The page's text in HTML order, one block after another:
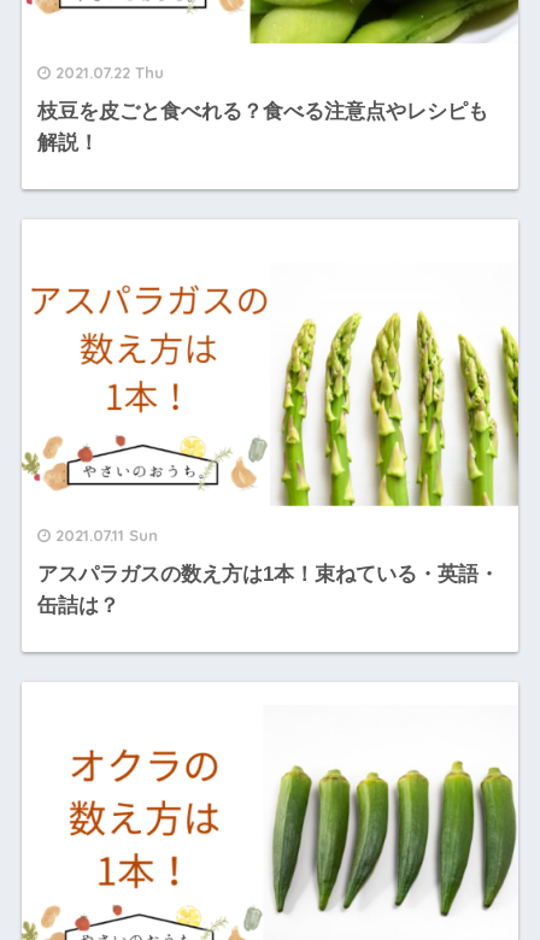
2021.07.22 Thu
枝豆を皮ごと食べれる？食べる注意点やレシピも
解説！
2021.07.11 Sun
アスパラガスの数え方は1本！束ねている・英語・
缶詰は？